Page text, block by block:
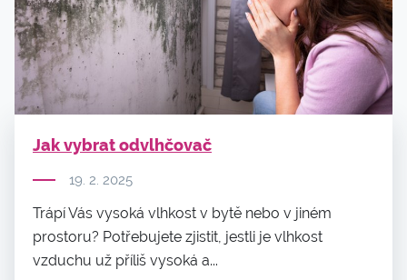
Jak vybrat odvlhčovač
19. 2. 2025
Trápí Vás vysoká vlhkost v bytě nebo v jiném
prostoru? Potřebujete zjistit, jestli je vlhkost
vzduchu už příliš vysoká a...